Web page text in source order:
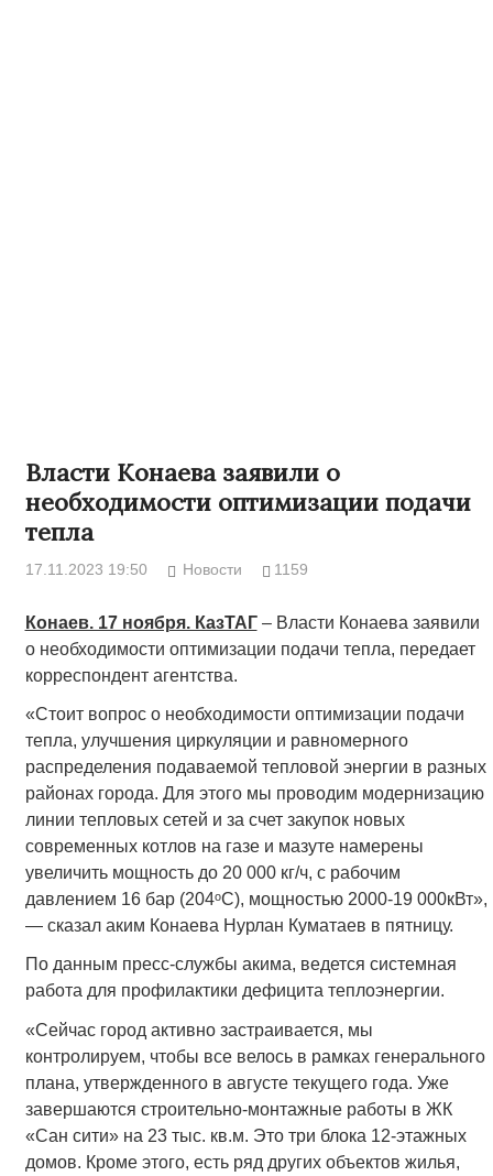
Власти Конаева заявили о
необходимости оптимизации подачи
тепла
17.11.2023 19:50 Новости 1159
Конаев. 17 ноября. КазТАГ– Власти Конаева заявили
о необходимости оптимизации подачи тепла, передает
корреспондент агентства.
«Стоит вопрос о необходимости оптимизации подачи
тепла, улучшения циркуляции и равномерного
распределения подаваемой тепловой энергии в разных
районах города. Для этого мы проводим модернизацию
линии тепловых сетей и за счет закупок новых
современных котлов на газе и мазуте намерены
увеличить мощность до 20 000 кг/ч, с рабочим
давлением 16 бар (204ᵒС), мощностью 2000-19 000кВт»,
— сказал аким Конаева Нурлан Куматаев в пятницу.
По данным пресс-службы акима, ведется системная
работа для профилактики дефицита теплоэнергии.
«Сейчас город активно застраивается, мы
контролируем, чтобы все велось в рамках генерального
плана, утвержденного в августе текущего года. Уже
завершаются строительно-монтажные работы в ЖК
«Сан сити» на 23 тыс. кв.м. Это три блока 12-этажных
домов. Кроме этого, есть ряд других объектов жилья,